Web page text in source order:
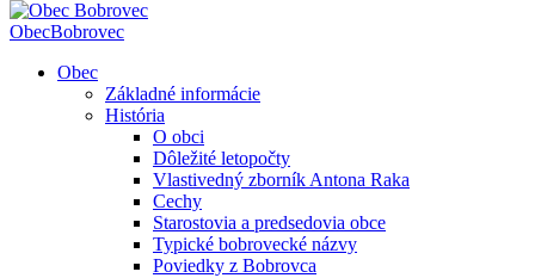
ObecBobrovec
Obec
Základné informácie
História
O obci
Dôležité letopočty
Vlastivedný zborník Antona Raka
Cechy
Starostovia a predsedovia obce
Typické bobrovecké názvy
Poviedky z Bobrovca